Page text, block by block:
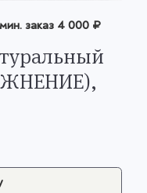
заказ 4 000 ₽